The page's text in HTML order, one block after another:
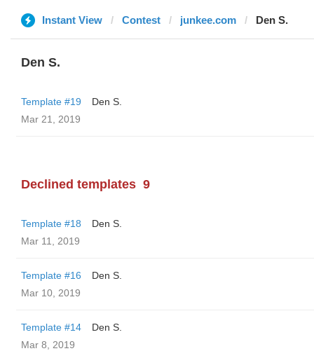
Instant View Contest junkee.com Den S.
Den S.
Template #19
Den S.
Mar 21, 2019
Declined templates 9
Template #18
Den S.
Mar 11, 2019
Template #16
Den S.
Mar 10, 2019
Template #14
Den S.
Mar 8, 2019